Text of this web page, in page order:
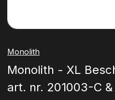
Monolith
Monolith - XL
art. nr. 201003-C